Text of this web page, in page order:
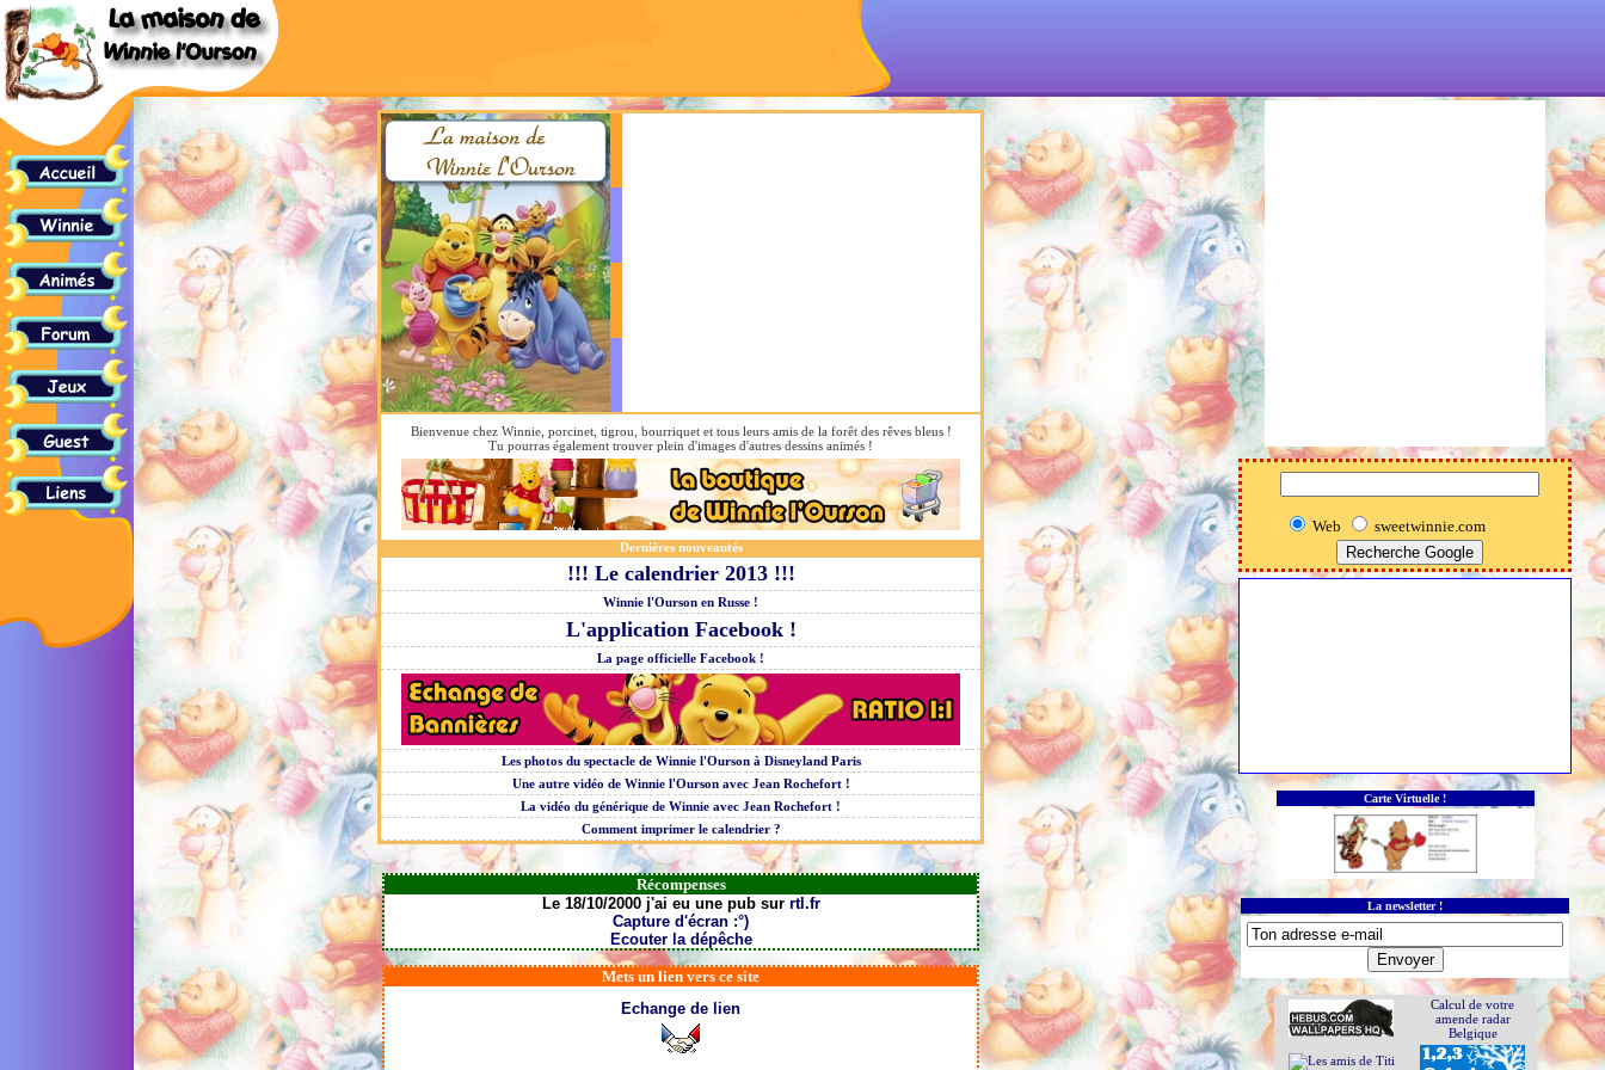
Bienvenue chez Winnie, porcinet, tigrou, bourriquet et tous leurs amis de la forêt des rêves bleus !
Tu pourras également trouver plein d'images d'autres dessins animés !
Dernières nouveautés
!!! Le calendrier 2013 !!!
Winnie l'Ourson en Russe !
L'application Facebook !
La page officielle Facebook !
Les photos du spectacle de Winnie l'Ourson à Disneyland Paris
Une autre vidéo de Winnie l'Ourson avec Jean Rochefort !
La vidéo du générique de Winnie avec Jean Rochefort !
Comment imprimer le calendrier ?
Récompenses
Le 18/10/2000 j'ai eu une pub sur rtl.fr
Capture d'écran :°)
Ecouter la dépêche
Mets un lien vers ce site
Echange de lien
Web sweetwinnie.com
Carte Virtuelle !
La newsletter !
Calcul de votre
amende radar
Belgique